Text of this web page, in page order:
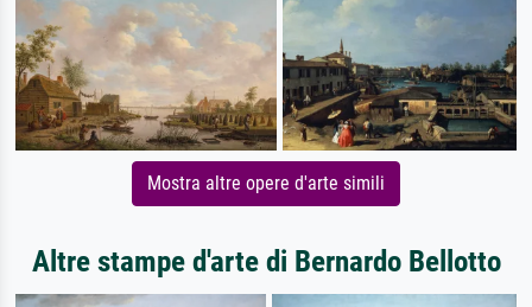
Mostra altre opere d'arte simili
Altre stampe d'arte di Bernardo Bellotto